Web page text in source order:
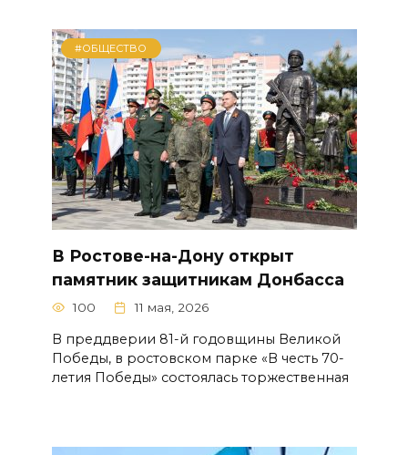
#ОБЩЕСТВО
В Ростове-на-Дону открыт
памятник защитникам Донбасса
100 11 мая, 2026
В преддверии 81-й годовщины Великой
Победы, в ростовском парке «В честь 70-
летия Победы» состоялась торжественная